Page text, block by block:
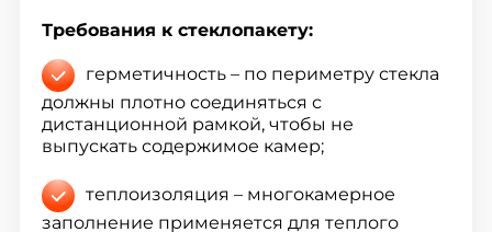
Требования к стеклопакету:
герметичность – по периметру стекла
должны плотно соединяться с
дистанционной рамкой, чтобы не
выпускать содержимое камер;
теплоизоляция – многокамерное
заполнение применяется для теплого